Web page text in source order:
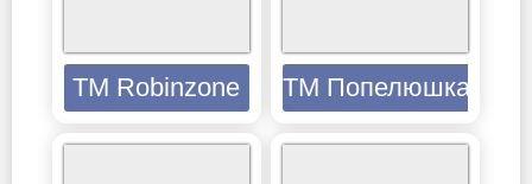
TM Robinzone ТМ Попелюшка